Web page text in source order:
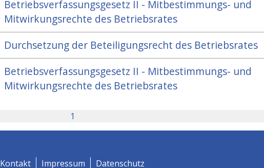
Betriebsverfassungsgesetz II - Mitbestimmungs- und
Mitwirkungsrechte des Betriebsrates
Durchsetzung der Beteiligungsrecht des Betriebsrates
Betriebsverfassungsgesetz II - Mitbestimmungs- und
Mitwirkungsrechte des Betriebsrates
1
Kontakt Impressum Datenschutz